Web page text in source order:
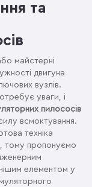
та
майстерні
двигуна
вузлів.
уваги, і
пилососів
всмоктування.
техніка
тому пропонуємо
елементом у